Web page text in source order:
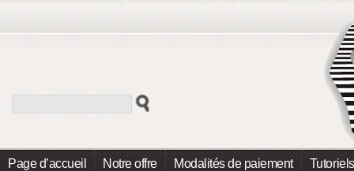
Page d’accueil Notre offre Modalités de paiement Tutoriels